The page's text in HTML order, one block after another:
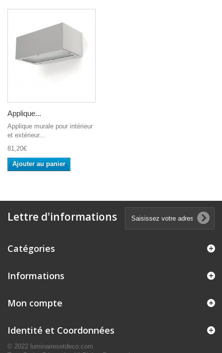
Applique...
Applique murale pour intérieur
et extérieur...
81,20€
Ajouter au panier
Lettre d'informations
Catégories
Informations
Mon compte
Identité et Coordonnées
© 2022 luminairesetdeco.com